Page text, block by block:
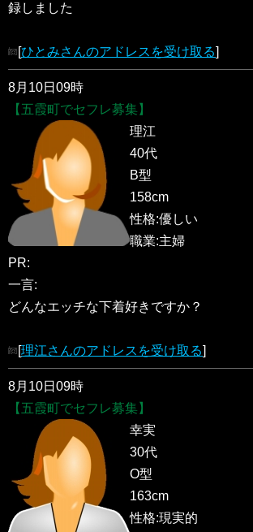
録しました
[ひとみさんのアドレスを受け取る]
8月10日09時
【五霞町でセフレ募集】
理江
40代
B型
158cm
性格:優しい
職業:主婦
PR:
一言:
どんなエッチな下着好きですか？
[理江さんのアドレスを受け取る]
8月10日09時
【五霞町でセフレ募集】
幸実
30代
O型
163cm
性格:現実的